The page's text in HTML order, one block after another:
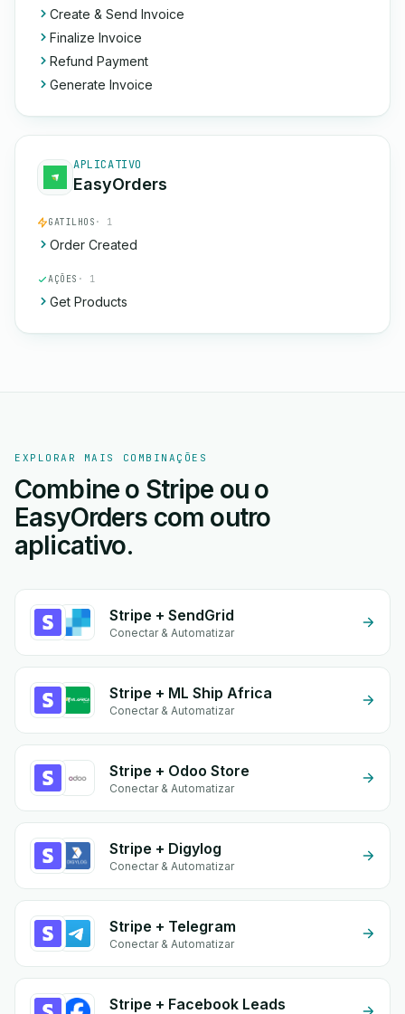
Create & Send Invoice
Finalize Invoice
Refund Payment
Generate Invoice
APLICATIVO
EasyOrders
GATILHOS · 1
Order Created
AÇÕES · 1
Get Products
EXPLORAR MAIS COMBINAÇÕES
Combine o Stripe ou o
EasyOrders com outro
aplicativo.
Stripe + SendGrid
Conectar & Automatizar
Stripe + ML Ship Africa
Conectar & Automatizar
Stripe + Odoo Store
Conectar & Automatizar
Stripe + Digylog
Conectar & Automatizar
Stripe + Telegram
Conectar & Automatizar
Stripe + Facebook Leads